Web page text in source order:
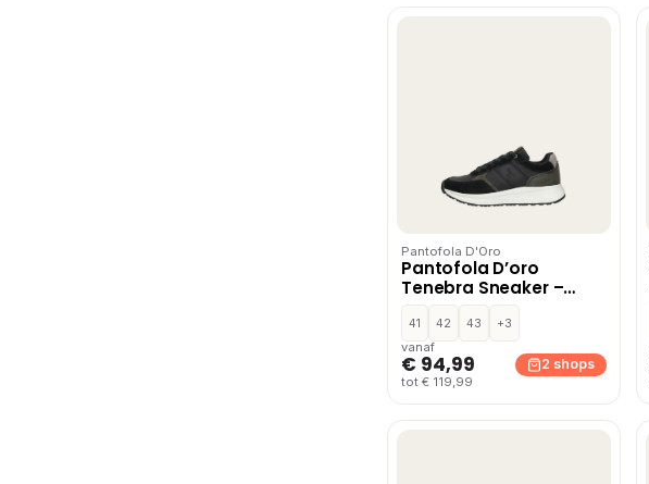
Pantofola D'Oro
Pantofola D’oro
Tenebra Sneaker –
Zwart
41 42 43
+3
vanaf
€ 94,99
tot € 119,99
2 shops